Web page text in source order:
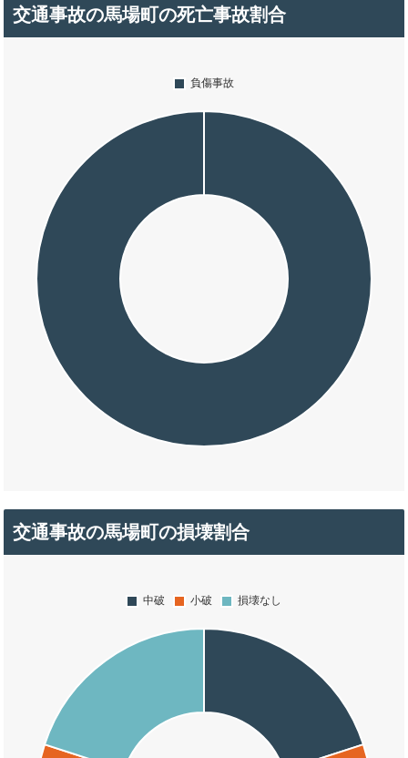
交通事故の馬場町の死亡事故割合
交通事故の馬場町の損壊割合